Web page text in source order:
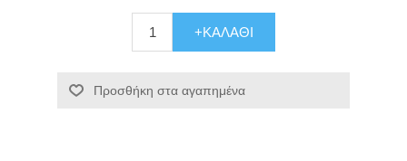
+ΚΑΛΆΘΙ
Προσθήκη στα αγαπημένα